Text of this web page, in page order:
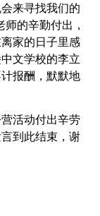
来寻找我们的
的辛勤付出，
家的日子里感
文学校的李立
报酬，默默地
活动付出辛劳
到此结束，谢